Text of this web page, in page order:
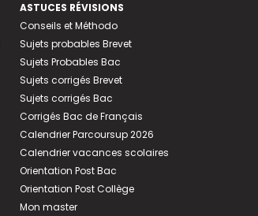
ASTUCES RÉVISIONS
Conseils et Méthodo
Sujets probables Brevet
Sujets Probables Bac
Sujets corrigés Brevet
Sujets corrigés Bac
Corrigés Bac de Français
Calendrier Parcoursup 2026
Calendrier vacances scolaires
Orientation Post Bac
Orientation Post Collège
Mon master